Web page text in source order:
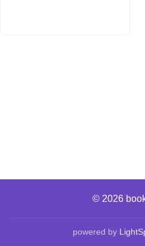
© 2026
powered by